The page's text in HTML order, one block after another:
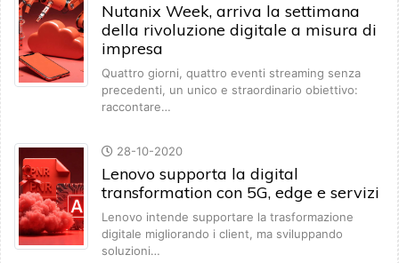
Nutanix Week, arriva la settimana
della rivoluzione digitale a misura di
impresa
Quattro giorni, quattro eventi streaming senza
precedenti, un unico e straordinario obiettivo:
raccontare…
28-10-2020
Lenovo supporta la digital
transformation con 5G, edge e servizi
Lenovo intende supportare la trasformazione
digitale migliorando i client, ma sviluppando
soluzioni…